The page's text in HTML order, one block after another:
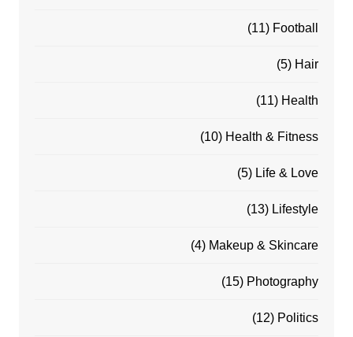
Football
(11)
Hair
(5)
Health
(11)
Health & Fitness
(10)
Life & Love
(5)
Lifestyle
(13)
Makeup & Skincare
(4)
Photography
(15)
Politics
(12)